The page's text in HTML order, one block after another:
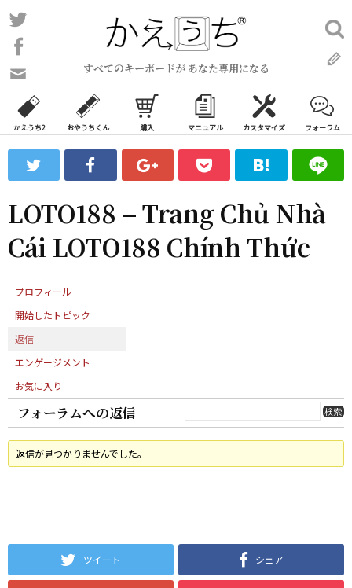
コ
ン
ン
ツ
ス
ッ
プ
すべてのキーボードが あなた専用になる
い
合
わ
フ
ォ
ム
検
索:
かえうち2 おやうちくん 購入 マニュアル カスタマイズ フォーラム
LOTO188 – Trang Chủ Nhà
Cái LOTO188 Chính Thức
プロフィール
開始したトピック
返信
エンゲージメント
お気に入り
フォーラムへの返信
返信が見つかりませんでした。
ツイート シェア